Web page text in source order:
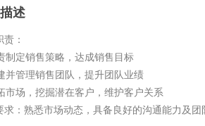
述
：
制定销售策略，达成销售目标
并管理销售团队，提升团队业绩
市场，挖掘潜在客户，维护客户关系
求：熟悉市场动态，具备良好的沟通能力及团